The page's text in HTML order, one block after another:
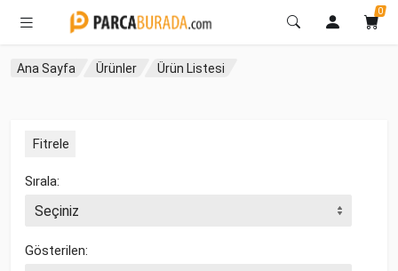
0
Ana Sayfa Ürünler Ürün Listesi
Fitrele
Sırala:
Gösterilen: